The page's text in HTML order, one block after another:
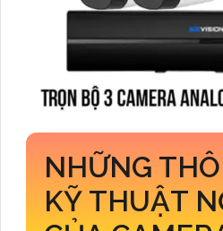
NHỮNG
KỸ THUẬT